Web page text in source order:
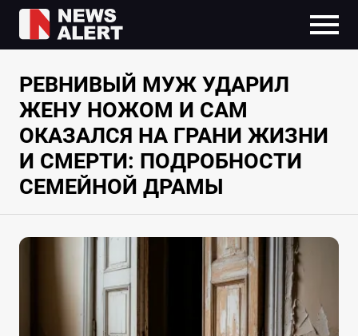
РЕВНИВЫЙ МУЖ УДАРИЛ
ЖЕНУ НОЖОМ И САМ
ОКАЗАЛСЯ НА ГРАНИ ЖИЗНИ
И СМЕРТИ: ПОДРОБНОСТИ
СЕМЕЙНОЙ ДРАМЫ